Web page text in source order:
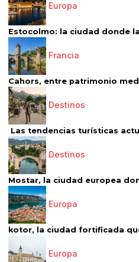
Europa
Estocolmo: la ciudad donde
Francia
Cahors, entre patrimonio
Destinos
Las tendencias turísticas
Destinos
Mostar, la ciudad europea
Europa
kotor, la ciudad fortificada
Europa